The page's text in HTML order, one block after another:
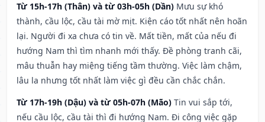
Từ 15h-17h (Thân) và từ 03h-05h (Dần) Mưu sự khó
thành, cầu lộc, cầu tài mờ mịt. Kiện cáo tốt nhất nên hoãn
lại. Người đi xa chưa có tin về. Mất tiền, mất của nếu đi
hướng Nam thì tìm nhanh mới thấy. Đề phòng tranh cãi,
mâu thuẫn hay miệng tiếng tầm thường. Việc làm chậm,
lâu la nhưng tốt nhất làm việc gì đều cần chắc chắn.
Từ 17h-19h (Dậu) và từ 05h-07h (Mão) Tin vui sắp tới,
nếu cầu lộc, cầu tài thì đi hướng Nam. Đi công việc gặp